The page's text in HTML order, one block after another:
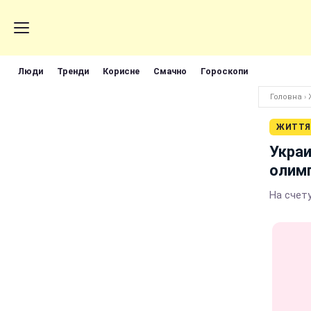
Люди Тренди Корисне Смачно Гороскопи
Головна ›
ЖИТТЯ
На